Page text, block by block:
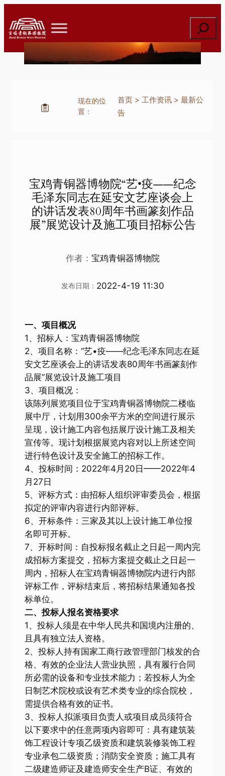
至
内
索
现在的位
置：
首页> 工作资讯> 最新公
告
宝鸡青铜器博物院“艺•疫——纪念
毛泽东同志在延安文艺座谈会上
的讲话发表80周年书画篆刻作品
展”展览设计及施工项目招标公告
作者： 宝鸡青铜器博物院
发布日期： 2022-4-19 11:30
一、项目概况
1、招标人：宝鸡青铜器博物院
2、项目名称：“艺•疫——纪念毛泽东同志在延
安文艺座谈会上的讲话发表80周年书画篆刻作
品展”展览设计及施工项目
3、项目概况：
该陈列展览项目位于宝鸡青铜器博物院二楼临
展中厅，计划用300余平方米的空间进行展示
呈现，设计施工内容包括展厅设计施工及相关
宣传等。现计划根据展览内容对以上所述空间
进行特色设计及安全施工的招标工作。
4、投标时间：2022年4月20日——2022年4
月27日
5、评标方式：由招标人组织评审委员会，根据
拟定的评审内容进行内部评标。
6、开标条件：三家及其以上设计施工单位报
名即可开标。
7、开标时间：自投标报名截止之日起一周内完
成招标方案提交，招标方案提交截止之日起一
周内，招标人在宝鸡青铜器博物院内进行内部
评标工作，评标结束后，将招标结果通知各投
标单位。
二、投标人报名资格要求
1、投标人须是在中华人民共和国境内注册的、
且具有独立法人资格。
2、投标人持有国家工商行政管理部门核发的合
格、有效的企业法人营业执照，具有履行合同
所必需的设备和专业技术能力；若投标人为全
日制艺术院校或设有艺术类专业的综合院校，
需提供合格有效的证书。
3、投标人拟派项目负责人或项目成员须符合
以下要求中的任意两项内容即可：具有建筑装
饰工程设计专项乙级资质和建筑装修装饰工程
专业承包二级资质；消防安全资质；施工具有
二级建造师证及建造师安全生产B证、有效的